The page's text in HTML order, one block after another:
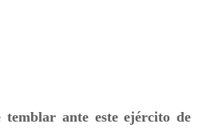
ante este ejército de